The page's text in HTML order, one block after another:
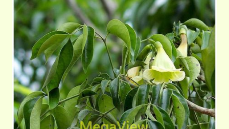
選
單
開
子
選
單